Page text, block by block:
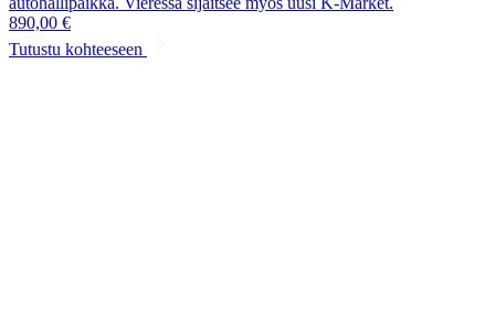
890,00 €
Tutustu kohteeseen